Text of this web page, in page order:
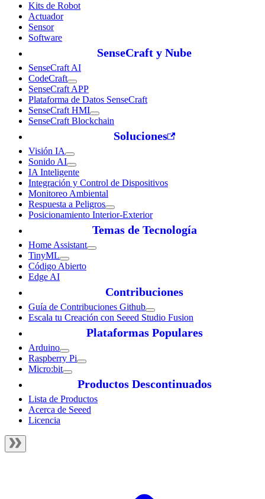
Kits de Robot
Actuador
Sensor
Software
SenseCraft y Nube
SenseCraft AI
CodeCraft
SenseCraft APP
Plataforma de Datos SenseCraft
SenseCraft HMI
SenseCraft Blockchain
Soluciones
Visión IA
Sonido AI
IA Inteligente
Integración y Control de Dispositivos
Monitoreo Ambiental
Respuesta a Peligros
Posicionamiento Interior-Exterior
Temas de Tecnología
Home Assistant
TinyML
Código Abierto
Edge AI
Contribuciones
Guía de Contribuciones Github
Escala tu Creación con Seeed Studio Fusion
Plataformas Populares
Arduino
Raspberry Pi
Micro:bit
Productos Descontinuados
Lista de Productos
Acerca de Seeed
Licencia